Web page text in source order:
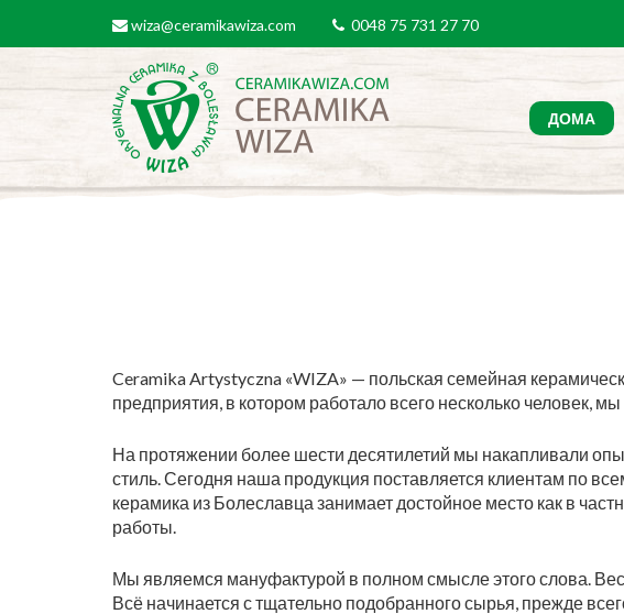
email
wiza@ceramikawiza.com tel0048 75 731 27 70
ДОМА
Ceramika Artystyczna «WIZA» — польская семейная
предприятия, в котором работало всего несколько
На протяжении более шести десятилетий мы накапливали
стиль. Сегодня наша продукция поставляется клиентам по
керамика из Болеславца занимает достойное место как в
работы.
Мы являемся мануфактурой в полном смысле этого слова.
Всё начинается с тщательно подобранного сырья, прежде